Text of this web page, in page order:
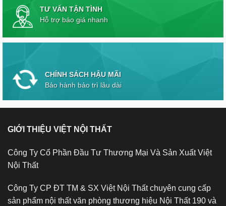
TƯ VẤN TẬN TÌNH
Hỗ trợ báo giá nhanh
CHÍNH SÁCH HẬU MÃI
Bảo hành bảo trì lâu dài
GIỚI THIỆU VIỆT NỘI THẤT
Công Ty Cổ Phần Đầu Tư Thương Mại Và Sản Xuất Việt
Nội Thất
Công Ty CP ĐT TM & SX Việt Nội Thất chuyên cung cấp
sản phẩm nội thất văn phòng thương hiệu Nội Thất 190 và